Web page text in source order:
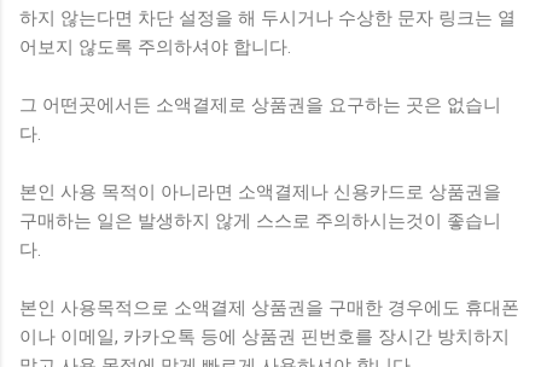
하지 않는다면 차단 설정을 해 두시거나 수상한 문자 링크는 열
어보지 않도록 주의하셔야 합니다.
그 어떤곳에서든 소액결제로 상품권을 요구하는 곳은 없습니
다.
본인 사용 목적이 아니라면 소액결제나 신용카드로 상품권을
구매하는 일은 발생하지 않게 스스로 주의하시는것이 좋습니
다.
본인 사용목적으로 소액결제 상품권을 구매한 경우에도 휴대폰
이나 이메일, 카카오톡 등에 상품권 핀번호를 장시간 방치하지